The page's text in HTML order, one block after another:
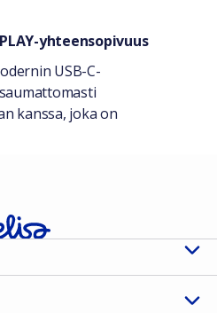
yhteensopivuus
USB-C-
kanssa, joka on